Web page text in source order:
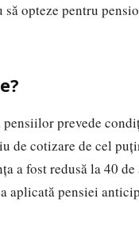
opteze pentru
prevede
de cotizare de cel
a fost redusă la 40
pensiei